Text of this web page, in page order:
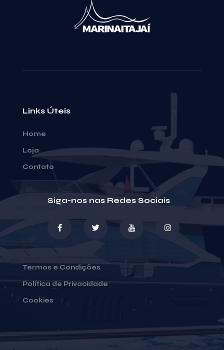
Links Úteis
Home
Loja
Contato
Siga-nos nas Redes Sociais
Termos e Condições
Política de Privacidade
Cookies